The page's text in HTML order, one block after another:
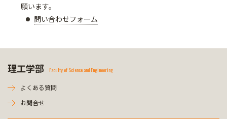
願います。
問い合わせフォーム
理工学部 Faculty of Science and Engineering
よくある質問
お問合せ